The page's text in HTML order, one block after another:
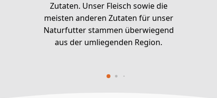
Zutaten. Unser Fleisch sowie die
meisten anderen Zutaten für unser
Naturfutter stammen überwiegend
aus der umliegenden Region.